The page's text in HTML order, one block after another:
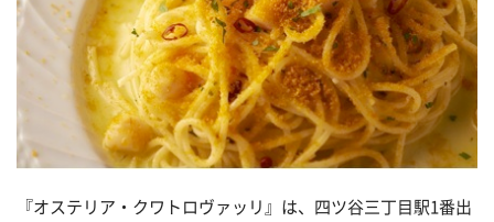
『オステリア・クワトロヴァッリ』は、四ツ谷三丁目駅1番出